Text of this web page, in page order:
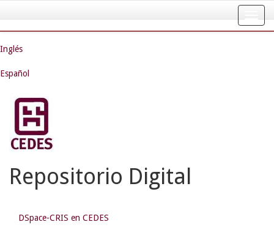
navigation
Inglés
Español
Repositorio Digital
DSpace-CRIS en CEDES